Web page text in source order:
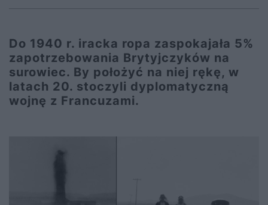
Do 1940 r. iracka ropa zaspokajała 5%
zapotrzebowania Brytyjczyków na
surowiec. By położyć na niej rękę, w
latach 20. stoczyli dyplomatyczną
wojnę z Francuzami.